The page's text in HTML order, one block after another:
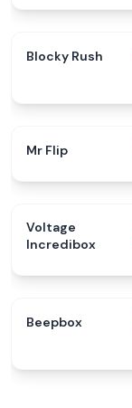
Blocky Rush
Mr Flip
Voltage
Incredibox
Beepbox